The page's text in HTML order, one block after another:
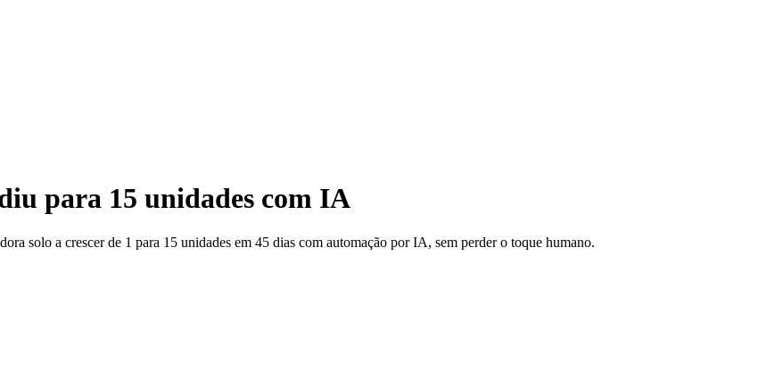
para 15 unidades com IA
solo a crescer de 1 para 15 unidades em 45 dias com automação por IA, sem perder o toque humano.